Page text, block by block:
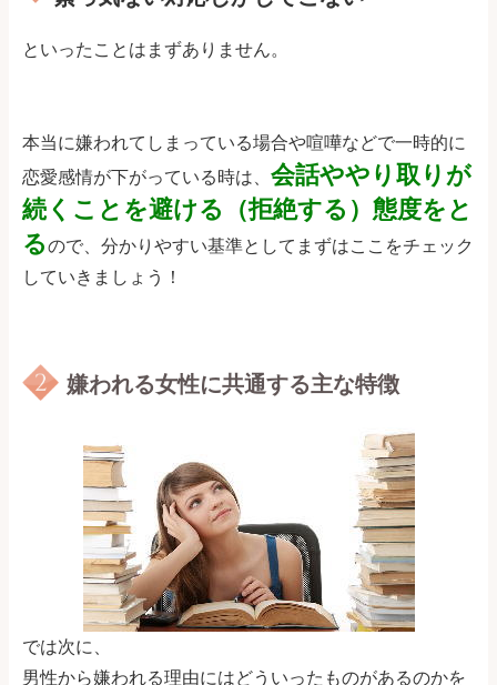
といったことはまずありません。
本当に嫌われてしまっている場合や喧嘩などで一時的に
恋愛感情が下がっている時は、 会話ややり取りが
続くことを避ける（拒絶する）態度をと
るので、分かりやすい基準としてまずはここをチェック
していきましょう！
嫌われる女性に共通する主な特徴
では次に、
男性から嫌われる理由にはどういったものがあるのかを